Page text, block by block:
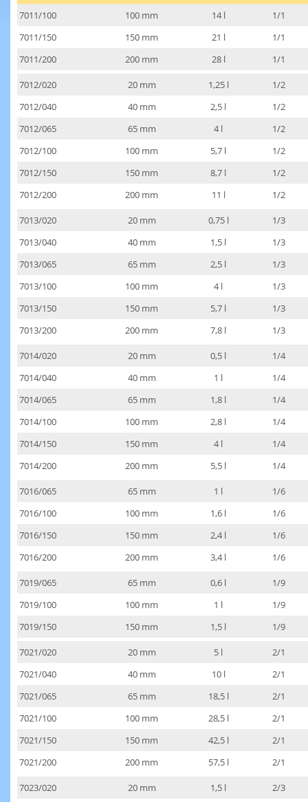
7011/100
100 mm 14 l
1/1
7011/150
150 mm 21 l
1/1
7011/200
200 mm 28 l 1/1
7012/020 20 mm 1,25 l
1/2
7012/040
40 mm 2,5 l
1/2
7012/065
65 mm 4 l
1/2
7012/100
100 mm 5,7 l
1/2
7012/150
150 mm 8,7 l
1/2
7012/200
200 mm 11 l 1/2
7013/020 20 mm 0,75 l
1/3
7013/040
40 mm 1,5 l
1/3
7013/065
65 mm 2,5 l
1/3
7013/100
100 mm 4 l
1/3
7013/150
150 mm 5,7 l
1/3
7013/200
200 mm 7,8 l 1/3
7014/020 20 mm 0,5 l
1/4
7014/040
40 mm 1 l
1/4
7014/065
65 mm 1,8 l
1/4
7014/100
100 mm 2,8 l
1/4
7014/150
150 mm 4 l
1/4
7014/200
200 mm 5,5 l 1/4
7016/065 65 mm 1 l
1/6
7016/100
100 mm 1,6 l
1/6
7016/150
150 mm 2,4 l
1/6
7016/200
200 mm 3,4 l 1/6
7019/065 65 mm 0,6 l
1/9
7019/100
100 mm 1 l
1/9
7019/150
150 mm 1,5 l 1/9
7021/020 20 mm 5 l
2/1
7021/040
40 mm 10 l
2/1
7021/065
65 mm 18,5 l
2/1
7021/100
100 mm 28,5 l
2/1
7021/150
150 mm 42,5 l
2/1
7021/200
200 mm 57,5 l 2/1
7023/020 20 mm 1,5 l
2/3